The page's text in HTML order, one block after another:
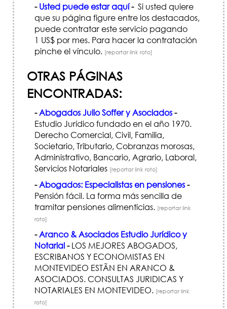
- Usted puede estar aquí-Si usted quiere
que su página figure entre los destacados,
puede contratar este servicio pagando
1 US$ por mes. Para hacer la contratación
pinche el vínculo. [reportar link roto]
OTRAS PÁGINAS
ENCONTRADAS:
-Abogados Julio Soffer y Asociados-
Estudio Jurídico fundado en el año 1970.
Derecho Comercial, Civil, Familia,
Societario, Tributario, Cobranzas morosas,
Administrativo, Bancario, Agrario, Laboral,
Servicios Notariales [reportar link roto]
-Abogados: Especialistas en pensiones-
Pensión fácil. La forma más sencilla de
tramitar pensiones alimenticias. [reportar link
roto]
-Aranco & Asociados Estudio Jurídico y
Notarial-LOS MEJORES ABOGADOS,
ESCRIBANOS Y ECONOMISTAS EN
MONTEVIDEO ESTÃN EN ARANCO &
ASOCIADOS. CONSULTAS JURI­DICAS Y
NOTARIALES EN MONTEVIDEO. [reportar link
roto]